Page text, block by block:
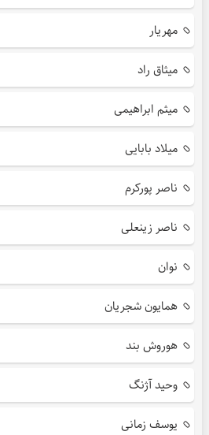
مهریار
میثاق راد
میثم ابراهیمی
میلاد بابایی
ناصر پورکرم
ناصر زینعلی
نوان
همایون شجریان
هوروش بند
وحید آژنگ
یوسف زمانی